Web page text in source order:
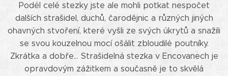
Podél celé stezky jste ale mohli potkat nespočet
dalších strašidel, duchů, čarodějnic a různých jiných
ohavných stvoření, které vyšli ze svých úkrytů a snažili
se svou kouzelnou mocí ošálit zbloudilé poutníky.
Zkrátka a dobře… Strašidelná stezka v Encovanech je
opravdovým zážitkem a současně je to skvělá